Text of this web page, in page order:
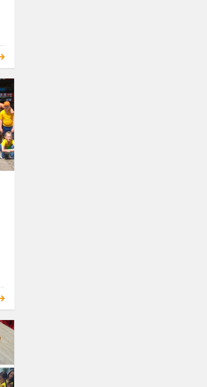
DANIELĖS
UGNIAGESĮ
TĖTĮ
NORIU